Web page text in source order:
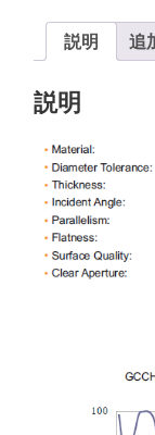
個
説明 追
説明